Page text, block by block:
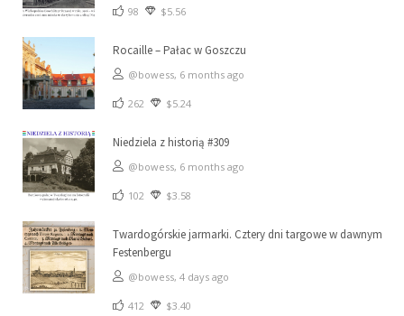
98 $5.56
Rocaille – Pałac w Goszczu
@bowess, 6 months ago
262 $5.24
Niedziela z historią #309
@bowess, 6 months ago
102 $3.58
Twardogórskie jarmarki. Cztery dni targowe w dawnym
Festenbergu
@bowess, 4 days ago
412 $3.40